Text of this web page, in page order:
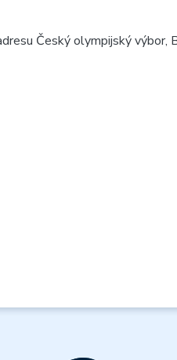
Český olympijský výbor,